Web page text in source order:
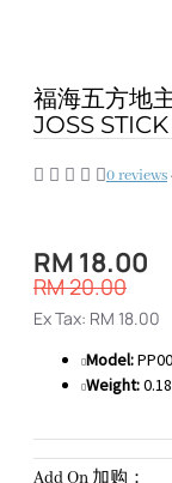
福海五方地
JOSS
0 reviews
RM 18.00
RM 20.00
Ex Tax: RM 18.00
Model:
Weight:
Add On 加购：